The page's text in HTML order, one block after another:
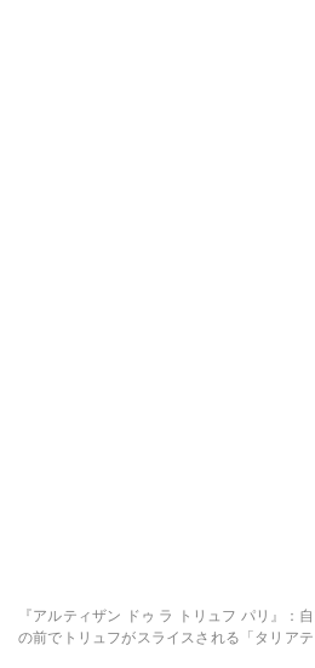
『アルティザン ドゥ ラ トリュフ パリ』：
の前でトリュフがスライスされる「タリア